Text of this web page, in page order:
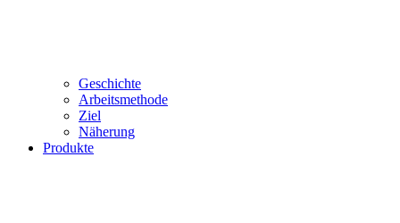
Geschichte
Arbeitsmethode
Ziel
Näherung
Produkte